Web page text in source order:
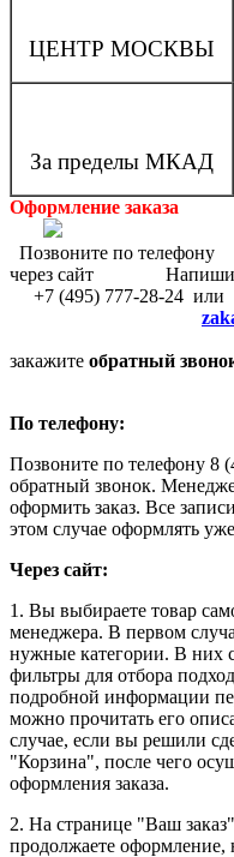
ЦЕНТР МОСКВЫ
За пределы МКАД
Оформление заказа
Позвоните по
через сайт Напишите
+7 (495)
закажите обратный
По телефону:
Позвоните по телефону 8
обратный звонок.
оформить заказ. Все
этом случае оформлять
Через сайт:
1. Вы выбираете товар
менеджера. В первом
нужные категории. В них
фильтры для отбора
подробной информации
можно прочитать его
случае, если вы решили
"Корзина", после чего
оформления заказа.
2. На странице "Ваш
продолжаете